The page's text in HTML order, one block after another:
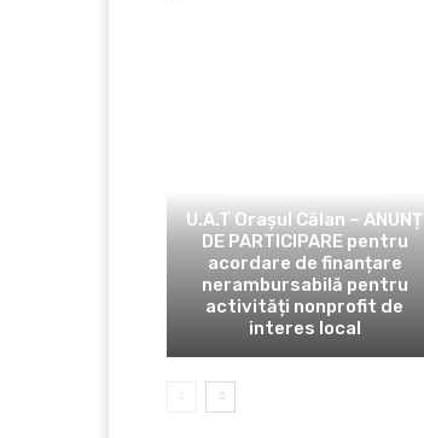
U.A.T Orașul Călan – ANUNȚ
DE PARTICIPARE pentru
acordare de finanțare
nerambursabilă pentru
activități nonprofit de
interes local